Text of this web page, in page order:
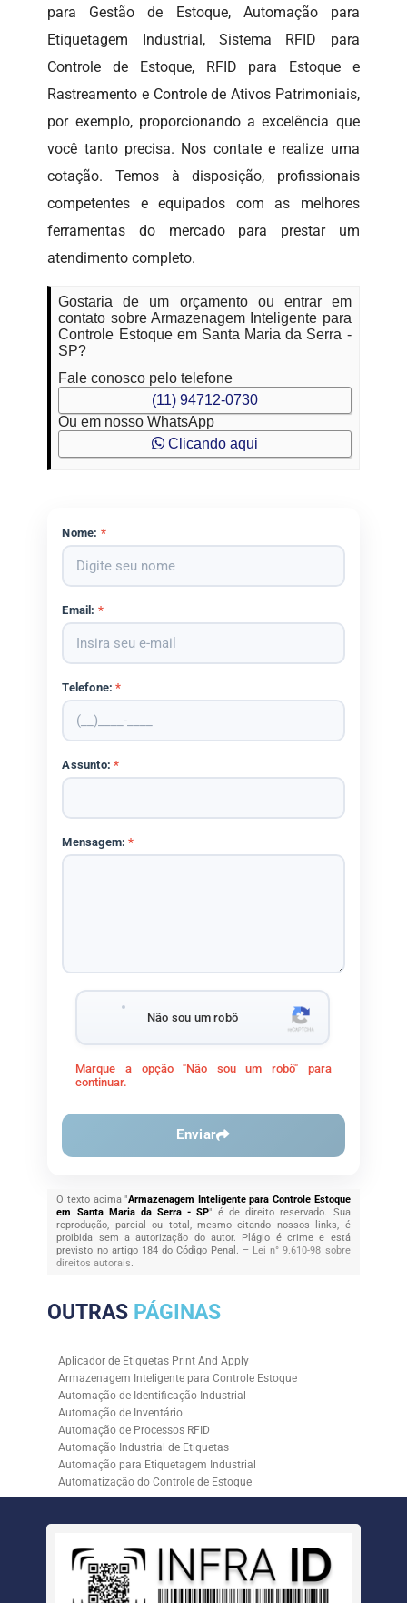
para Gestão de Estoque, Automação para
Etiquetagem Industrial, Sistema RFID para
Controle de Estoque, RFID para Estoque e
Rastreamento e Controle de Ativos Patrimoniais,
por exemplo, proporcionando a excelência que
você tanto precisa. Nos contate e realize uma
cotação. Temos à disposição, profissionais
competentes e equipados com as melhores
ferramentas do mercado para prestar um
atendimento completo.
Gostaria de um orçamento ou entrar em
contato sobre Armazenagem Inteligente para
Controle Estoque em Santa Maria da Serra -
SP?
Fale conosco pelo telefone
(11) 94712-0730
Ou em nosso WhatsApp
Clicando aqui
Nome: *
Email: *
Telefone:*
Assunto:*
Mensagem:*
Não sou um robô
Marque a opção "Não sou um robô" para
continuar.
Enviar
O texto acima "Armazenagem Inteligente para Controle Estoque
em Santa Maria da Serra - SP" é de direito reservado. Sua
reprodução, parcial ou total, mesmo citando nossos links, é
proibida sem a autorização do autor. Plágio é crime e está
previsto no artigo 184 do Código Penal. – Lei n° 9.610-98 sobre
direitos autorais.
OUTRAS PÁGINAS
Aplicador de Etiquetas Print And Apply
Armazenagem Inteligente para Controle Estoque
Automação de Identificação Industrial
Automação de Inventário
Automação de Processos RFID
Automação Industrial de Etiquetas
Automação para Etiquetagem Industrial
Automatização do Controle de Estoque
Controle de Estoque com RFID
Empresa de Automação para Processos Logísticos
Empresa de Rastreabilidade Industrial
Empresa de Soluções para Etiquetagem